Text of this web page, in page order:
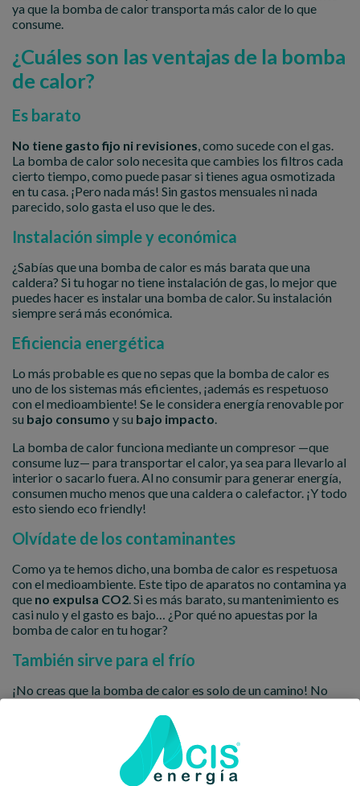
ya que la bomba de calor transporta más calor de lo que
consume.
¿Cuáles son las ventajas de la bomba
de calor?
Es barato
No tiene gasto fijo ni revisiones, como sucede con el gas.
La bomba de calor solo necesita que cambies los filtros cada
cierto tiempo, como puede pasar si tienes agua osmotizada
en tu casa. ¡Pero nada más! Sin gastos mensuales ni nada
parecido, solo gasta el uso que le des.
Instalación simple y económica
¿Sabías que una bomba de calor es más barata que una
caldera? Si tu hogar no tiene instalación de gas, lo mejor que
puedes hacer es instalar una bomba de calor. Su instalación
siempre será más económica.
Eficiencia energética
Lo más probable es que no sepas que la bomba de calor es
uno de los sistemas más eficientes, ¡además es respetuoso
con el medioambiente! Se le considera energía renovable por
su bajo consumo y su bajo impacto.
La bomba de calor funciona mediante un compresor —que
consume luz— para transportar el calor, ya sea para llevarlo al
interior o sacarlo fuera. Al no consumir para generar energía,
consumen mucho menos que una caldera o calefactor. ¡Y todo
esto siendo eco friendly!
Olvídate de los contaminantes
Como ya te hemos dicho, una bomba de calor es respetuosa
con el medioambiente. Este tipo de aparatos no contamina ya
que no expulsa CO2. Si es más barato, su mantenimiento es
casi nulo y el gasto es bajo… ¿Por qué no apuestas por la
bomba de calor en tu hogar?
También sirve para el frío
¡No creas que la bomba de calor es solo de un camino! No
inversa. Puedes usar tu bomba de calor
. Su eficiencia no es tan alta como
cuando generan calor, ¡pero sigue siendo más económico y